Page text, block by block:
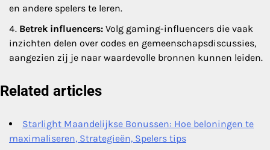
en andere spelers te leren.
Betrek influencers: Volg gaming-influencers die vaak
inzichten delen over codes en gemeenschapsdiscussies,
aangezien zij je naar waardevolle bronnen kunnen leiden.
Related articles
Starlight Maandelijkse Bonussen: Hoe beloningen te
maximaliseren, Strategieën, Spelers tips